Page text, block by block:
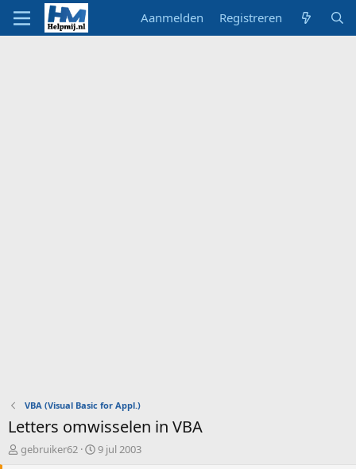
Aanmelden Registreren
VBA (Visual Basic for Appl.)
Letters omwisselen in VBA
O
gebruiker62
S
9 jul 2003